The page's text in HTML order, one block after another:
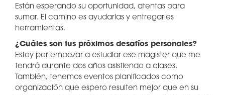
Están esperando su oportunidad, atentas para
sumar. El camino es ayudarlas y entregarles
herramientas.
¿Cuáles son tus próximos desafíos personales?
Estoy por empezar a estudiar ese magister que me
tendrá durante dos años asistiendo a clases.
También, tenemos eventos planificados como
organización que espero resulten mejor que en su